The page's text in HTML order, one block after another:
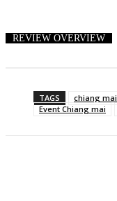
REVIEW OVERVIEW
TAGS chiang mai
Event Chiang mai